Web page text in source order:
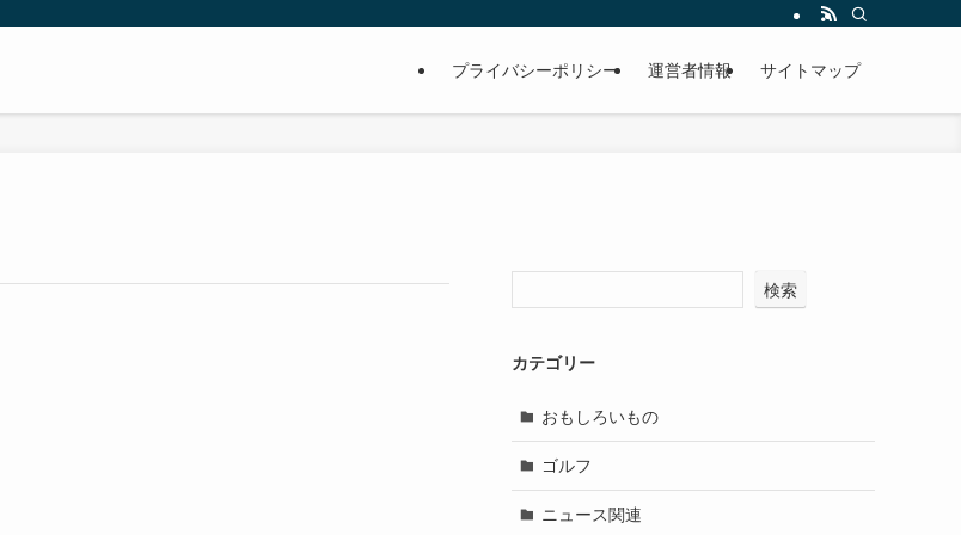
プライバシーポリシー 運営者情報 サイトマップ
検索
カテゴリー
おもしろいもの
ゴルフ
ニュース関連